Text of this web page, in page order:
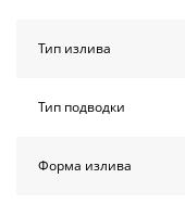
Тип излива
Тип подводки
Форма излива